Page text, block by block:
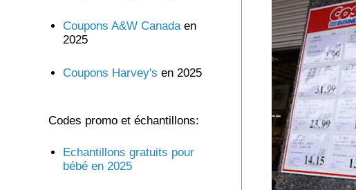
Coupons A&W Canada en
2025
Coupons Harvey's en 2025
Codes promo et échantillons:
Echantillons gratuits pour
bébé en 2025